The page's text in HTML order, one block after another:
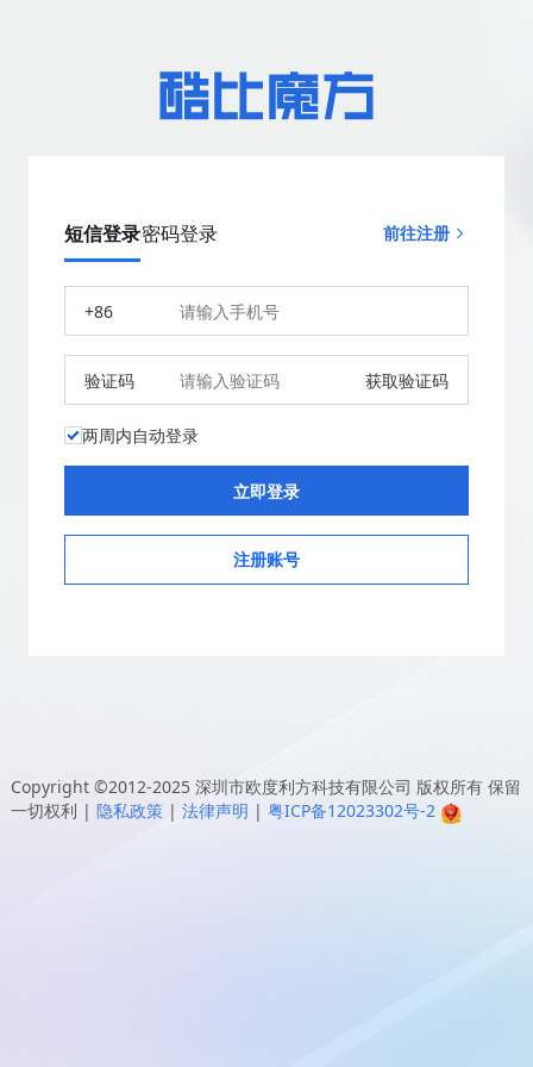
短信登录密码登录 前往注册
+86
验证码 获取验证码
两周内自动登录
注册账号
Copyright ©2012-2025 深圳市欧度利方科技有限公司 版权所有 保留
一切权利 | 隐私政策 | 法律声明 | 粤ICP备12023302号-2